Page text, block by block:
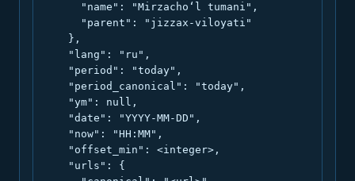
      "name": "Mirzacho‘l tumani",
      "parent": "jizzax-viloyati"
    },
    "lang": "ru",
    "period": "today",
    "period_canonical": "today",
    "ym": null,
    "date": "YYYY-MM-DD",
    "now": "HH:MM",
    "offset_min": <integer>,
    "urls": {